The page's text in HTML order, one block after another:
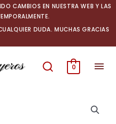
CAMBIOS EN NUESTRA WEB Y LAS
DUDA. MUCHAS GRACIAS
0